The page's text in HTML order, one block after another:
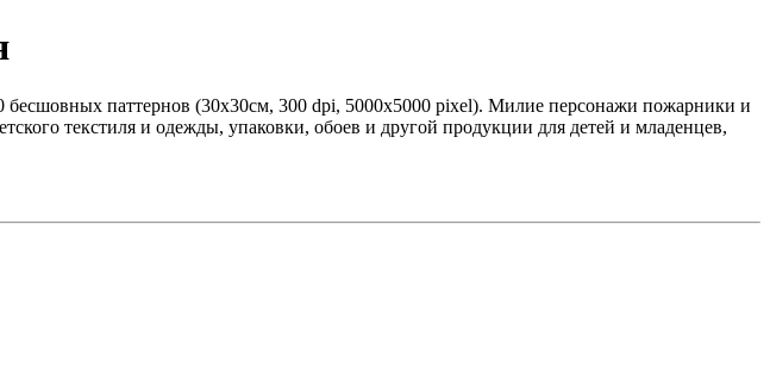
паттернов (30х30см, 300 dpi, 5000x5000 pixel). Милие персонажи пожарники и
текстиля и одежды, упаковки, обоев и другой продукции для детей и младенцев,